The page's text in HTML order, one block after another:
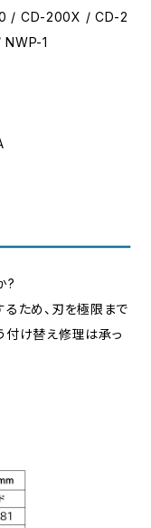
/ CD-200X / CD-2
1
?
ため、刃を極限まで
付け替え修理は承っ